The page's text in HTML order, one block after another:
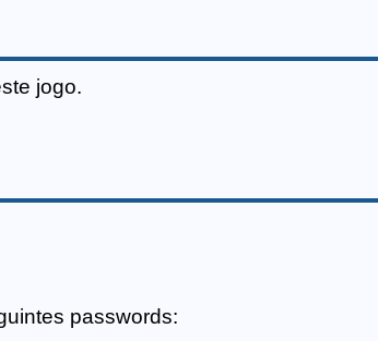
jogo.
passwords: